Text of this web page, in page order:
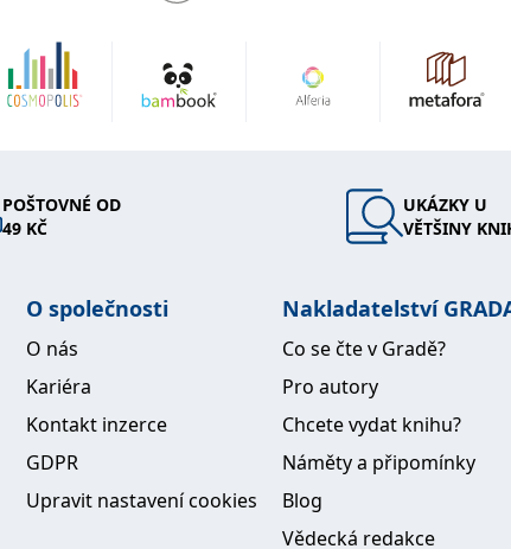
POŠTOVNÉ OD
49 KČ
UKÁZKY U
VĚTŠINY
O společnosti
O nás
Kariéra
Kontakt inzerce
GDPR
Upravit nastavení cookies
Nakladatelství
Co se čte v Gradě?
Pro autory
Chcete vydat knihu?
Náměty a připomínky
Blog
Vědecká redakce